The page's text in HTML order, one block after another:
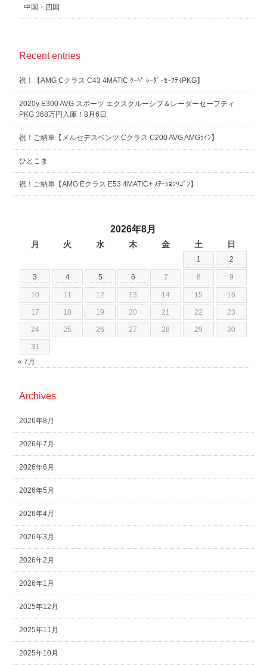
中国・四国
Recent entries
祝！【AMG Cクラス C43 4MATIC ｸｰﾍﾟ ﾚｰﾀﾞｰｾｰﾌﾃｨPKG】
2020y E300 AVG スポーツ エクスクルーシブ＆レーダーセーフティ
PKG 368万円入庫！8月6日
祝！ご納車【メルセデスベンツ Cクラス C200 AVG AMGﾗｲﾝ】
ひとこま
祝！ご納車【AMG Eクラス E53 4MATIC+ ｽﾃｰｼｮﾝﾜｺﾞﾝ】
2026年8月
月 火 水 木 金 土 日
1 2
3 4 5 6 7 8 9
10 11 12 13 14 15 16
17 18 19 20 21 22 23
24 25 26 27 28 29 30
31
« 7月
Archives
2026年8月
2026年7月
2026年6月
2026年5月
2026年4月
2026年3月
2026年2月
2026年1月
2025年12月
2025年11月
2025年10月